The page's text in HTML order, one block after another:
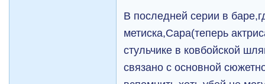
В последней серии в
метиска,Сара(теперь
стульчике в ковбойской
связано с основной